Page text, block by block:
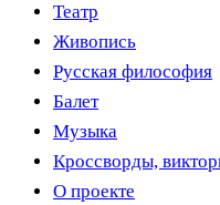
Театр
Живопись
Русская философия
Балет
Музыка
Кроссворды,
О проекте